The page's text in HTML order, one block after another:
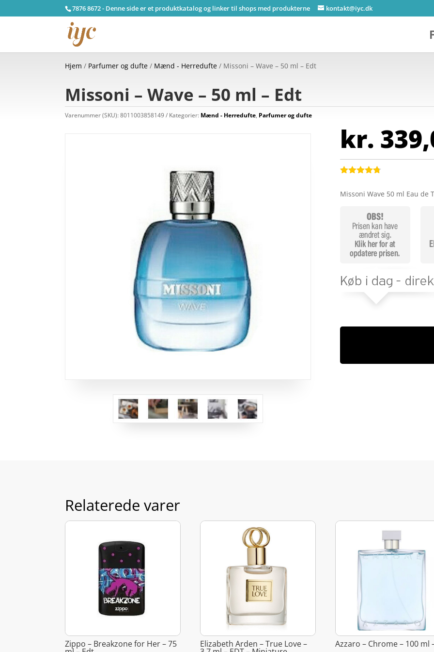
7876 8672 - Denne side er et produktkatalog og linker til shops med produkterne kontakt@iyc.dk
Hjem / Parfumer og dufte / Mænd - Herredufte / Missoni – Wave – 50 ml – Edt
Missoni – Wave – 50 ml – Edt
Varenummer (SKU):8011003858149 Kategorier: Mænd - Herredufte, Parfumer og dufte
kr.
ud af 5
kundebedø
mmelser
Missoni Wave 50 ml Eau de
Relaterede varer
Zippo – Breakzone for Her – 75 Elizabeth Arden – True Love – Azzaro – Chrome – 100 ml